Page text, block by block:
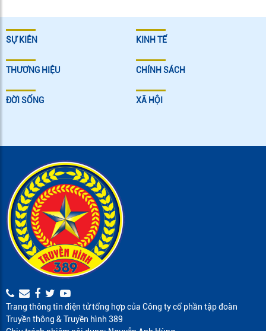
SỰ KIÊN KINH TẾ
THƯƠNG HIỆU CHÍNH SÁCH
ĐỜI SỐNG XÃ HỘI
Trang thông tin điện tử tổng hợp của Công ty cổ phần tập đoàn
Truyền thông & Truyền hình 389